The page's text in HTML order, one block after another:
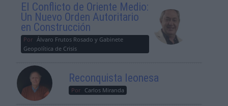
El Conflicto de Oriente Medio:
Un Nuevo Orden Autoritario
en Construcción
Por Álvaro Frutos Rosado y Gabinete
Geopolítica de Crisis
Reconquista leonesa
Por Carlos Miranda